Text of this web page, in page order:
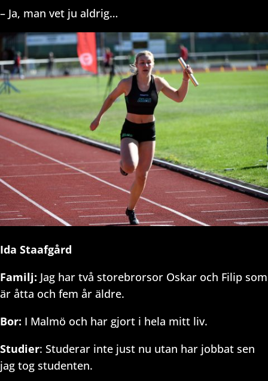
– Ja, man vet ju aldrig…
Ida Staafgård
Familj: Jag har två storebrorsor Oskar och Filip som
är åtta och fem år äldre.
Bor: I Malmö och har gjort i hela mitt liv.
Studier: Studerar inte just nu utan har jobbat sen
jag tog studenten.